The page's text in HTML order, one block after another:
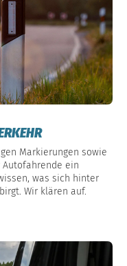
Markierungen sowie
ein
was sich hinter
Wir klären auf.